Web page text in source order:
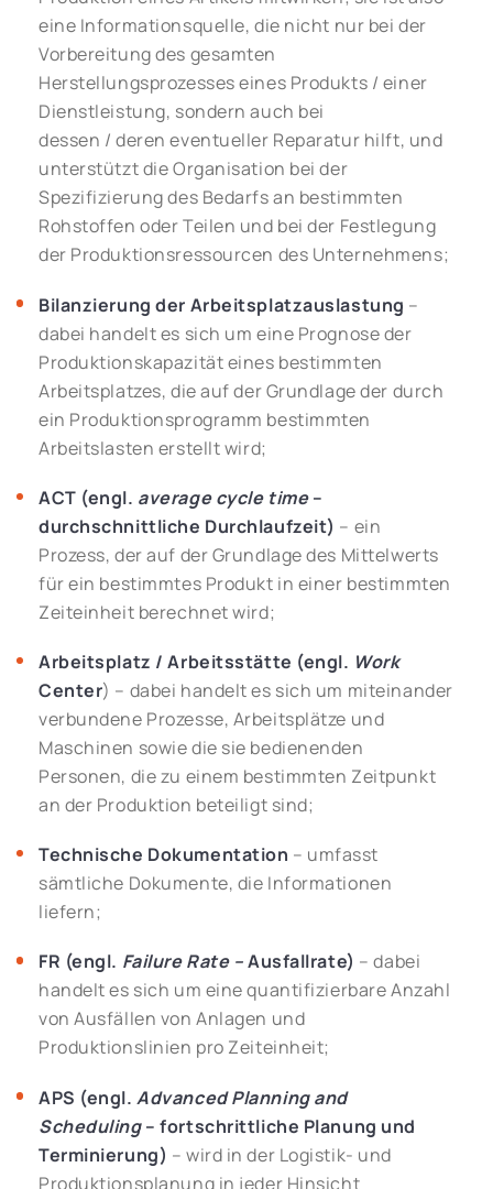
eine Informationsquelle, die nicht nur bei der
Vorbereitung des gesamten
Herstellungsprozesses eines Produkts / einer
Dienstleistung, sondern auch bei
dessen / deren eventueller Reparatur hilft, und
unterstützt die Organisation bei der
Spezifizierung des Bedarfs an bestimmten
Rohstoffen oder Teilen und bei der Festlegung
der Produktionsressourcen des Unternehmens;
Bilanzierung der Arbeitsplatzauslastung –
dabei handelt es sich um eine Prognose der
Produktionskapazität eines bestimmten
Arbeitsplatzes, die auf der Grundlage der durch
ein Produktionsprogramm bestimmten
Arbeitslasten erstellt wird;
ACT (engl. average cycle time–
durchschnittliche Durchlaufzeit) – ein
Prozess, der auf der Grundlage des Mittelwerts
für ein bestimmtes Produkt in einer bestimmten
Zeiteinheit berechnet wird;
Arbeitsplatz / Arbeitsstätte (engl. Work
Center) – dabei handelt es sich um miteinander
verbundene Prozesse, Arbeitsplätze und
Maschinen sowie die sie bedienenden
Personen, die zu einem bestimmten Zeitpunkt
an der Produktion beteiligt sind;
Technische Dokumentation – umfasst
sämtliche Dokumente, die Informationen
liefern;
FR (engl. Failure Rate –Ausfallrate) – dabei
handelt es sich um eine quantifizierbare Anzahl
von Ausfällen von Anlagen und
Produktionslinien pro Zeiteinheit;
APS (engl.Advanced Planning and
Scheduling– fortschrittliche Planung und
Terminierung) – wird in der Logistik- und
Produktionsplanung in jeder Hinsicht